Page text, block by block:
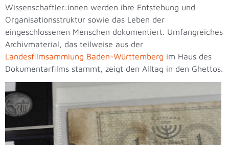
Wissenschaftler:innen werden ihre Entstehung und
Organisationsstruktur sowie das Leben der
eingeschlossenen Menschen dokumentiert. Umfangreiches
Archivmaterial, das teilweise aus der
Landesfilmsammlung Baden-Württemberg im Haus des
Dokumentarfilms stammt, zeigt den Alltag in den Ghettos.